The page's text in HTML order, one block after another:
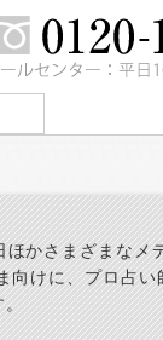
かさまざまなメ
けに、プロ占